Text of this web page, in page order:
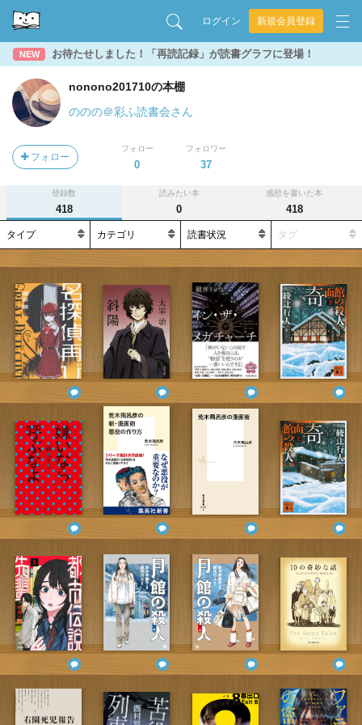
ログイン 新規会員登録
NEW お待たせしました！「再読記録」が読書グラフに登場！
nonono201710の本棚
ののの＠彩ふ読書会さん
フォロー
フォロー
0
フォロワー
37
登録数
418
読みたい本
0
感想を書いた本
418